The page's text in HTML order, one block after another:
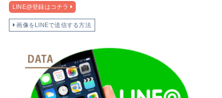
LINE@登録はコチラ
画像をLINEで送信する方法